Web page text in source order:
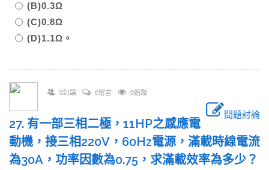
(B)0.3Ω
(C)0.8Ω
(D)1.1Ω。
0討論 0留言 0追蹤
問題討論
27. 有一部三相二極，11HP之感應電
動機，接三相220V，60Hz電源，滿載時線電流
為30A，功率因數為0.75，求滿載效率為多少？